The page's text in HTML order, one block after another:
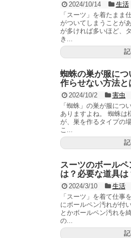
2024/10/14
生活
「スーツ」を着たまま
がついてしまうことが
が多ければ多いほど、
き...
蜘蛛の巣が服につ
作らせない方法と
2024/10/2
害虫
「蜘蛛」の巣が服につ
ありますよね。 蜘蛛は
が、巣を作るタイプの
こ...
スーツのボール
は？必要な道具は
2024/3/10
生活
「スーツ」を着て仕事
にボールペン汚れが付
とかボールペン汚れを
の...